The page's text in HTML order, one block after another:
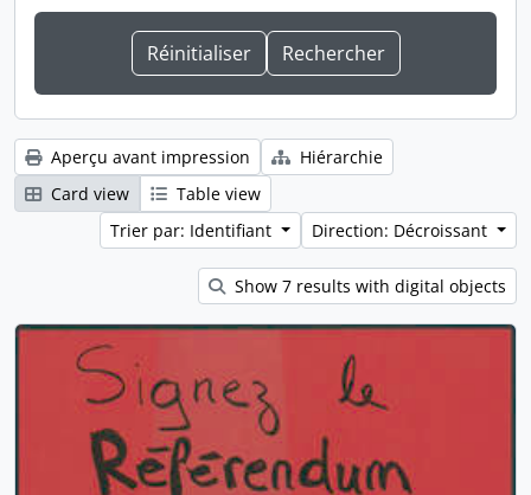
Aperçu avant impression
Hiérarchie
Card view
Table view
Trier par: Identifiant
Direction: Décroissant
Show 7 results with digital objects